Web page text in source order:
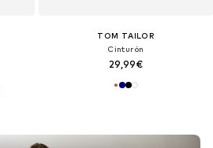
TOM TAILOR
Cinturón
29,99€